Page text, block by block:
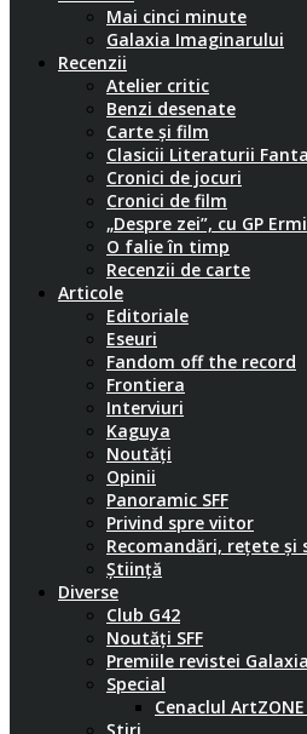
Mai cinci minute
Galaxia Imaginarului
Recenzii
Atelier critic
Benzi desenate
Carte și film
Clasicii Literaturii
Cronici de jocuri
Cronici de film
„Despre zei”, cu GP
O falie în timp
Recenzii de carte
Articole
Editoriale
Eseuri
Fandom off the record
Frontiera
Interviuri
Kaguya
Noutăți
Opinii
Panoramic SFF
Privind spre viitor
Recomandări, rețete și
Știință
Diverse
Club G42
Noutăți SFF
Premiile revistei
Special
Cenaclul